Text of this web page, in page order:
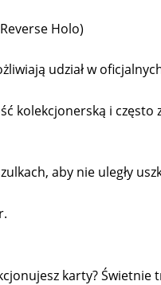
Holo)
udział w
kolekcjonerską i często
aby nie uległy
karty? Świetnie